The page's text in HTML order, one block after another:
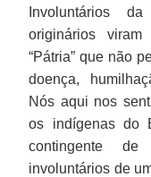
Involuntários
originários
“Pátria” que não
doença,
Nós aqui nos
os indígenas do
contingente
involuntários de